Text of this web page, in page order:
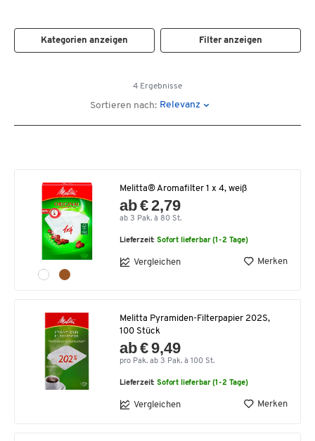
Kategorien anzeigen Filter anzeigen
4 Ergebnisse
Sortieren nach: Relevanz
Melitta® Aromafilter 1 x 4, weiß
ab € 2,79
ab 3 Pak. à 80 St.
Lieferzeit:Sofort lieferbar (1-2 Tage)
Vergleichen Merken
Melitta Pyramiden-Filterpapier 202S,
100 Stück
ab € 9,49
pro Pak. ab 3 Pak. à 100 St.
Lieferzeit:Sofort lieferbar (1-2 Tage)
Vergleichen Merken